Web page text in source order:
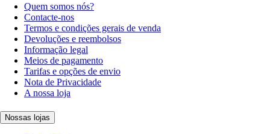
Quem somos nós?
Contacte-nos
Termos e condições gerais de venda
Devoluções e reembolsos
Informação legal
Meios de pagamento
Tarifas e opções de envio
Nota de Privacidade
A nossa loja
Nossas lojas